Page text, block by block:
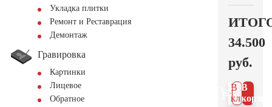
Укладка плитки
Ремонт и Реставрация
Демонтаж
Гравировка
Картинки
Лицевое
Обратное
34.500
руб.
В
В 1
клик